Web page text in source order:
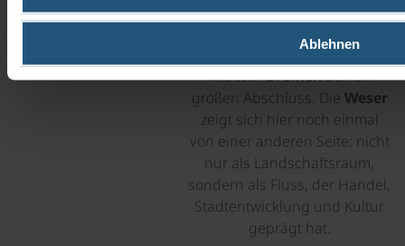
Ablehnen
Klöstern, Schlössern,
historischen Städten beginnt,
findet inBremenseinen
großen Abschluss. Die Weser
zeigt sich hier noch einmal
von einer anderen Seite: nicht
nur als Landschaftsraum,
sondern als Fluss, der Handel,
Stadtentwicklung und Kultur
geprägt hat.